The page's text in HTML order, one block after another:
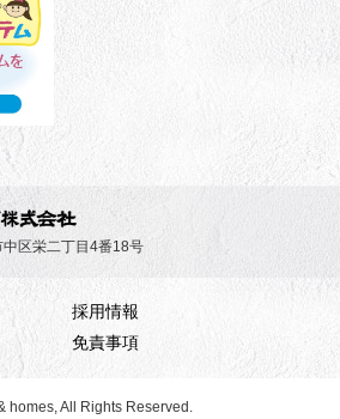
区栄二丁目4番18号
採用情報
免責事項
homes, All Rights Reserved.